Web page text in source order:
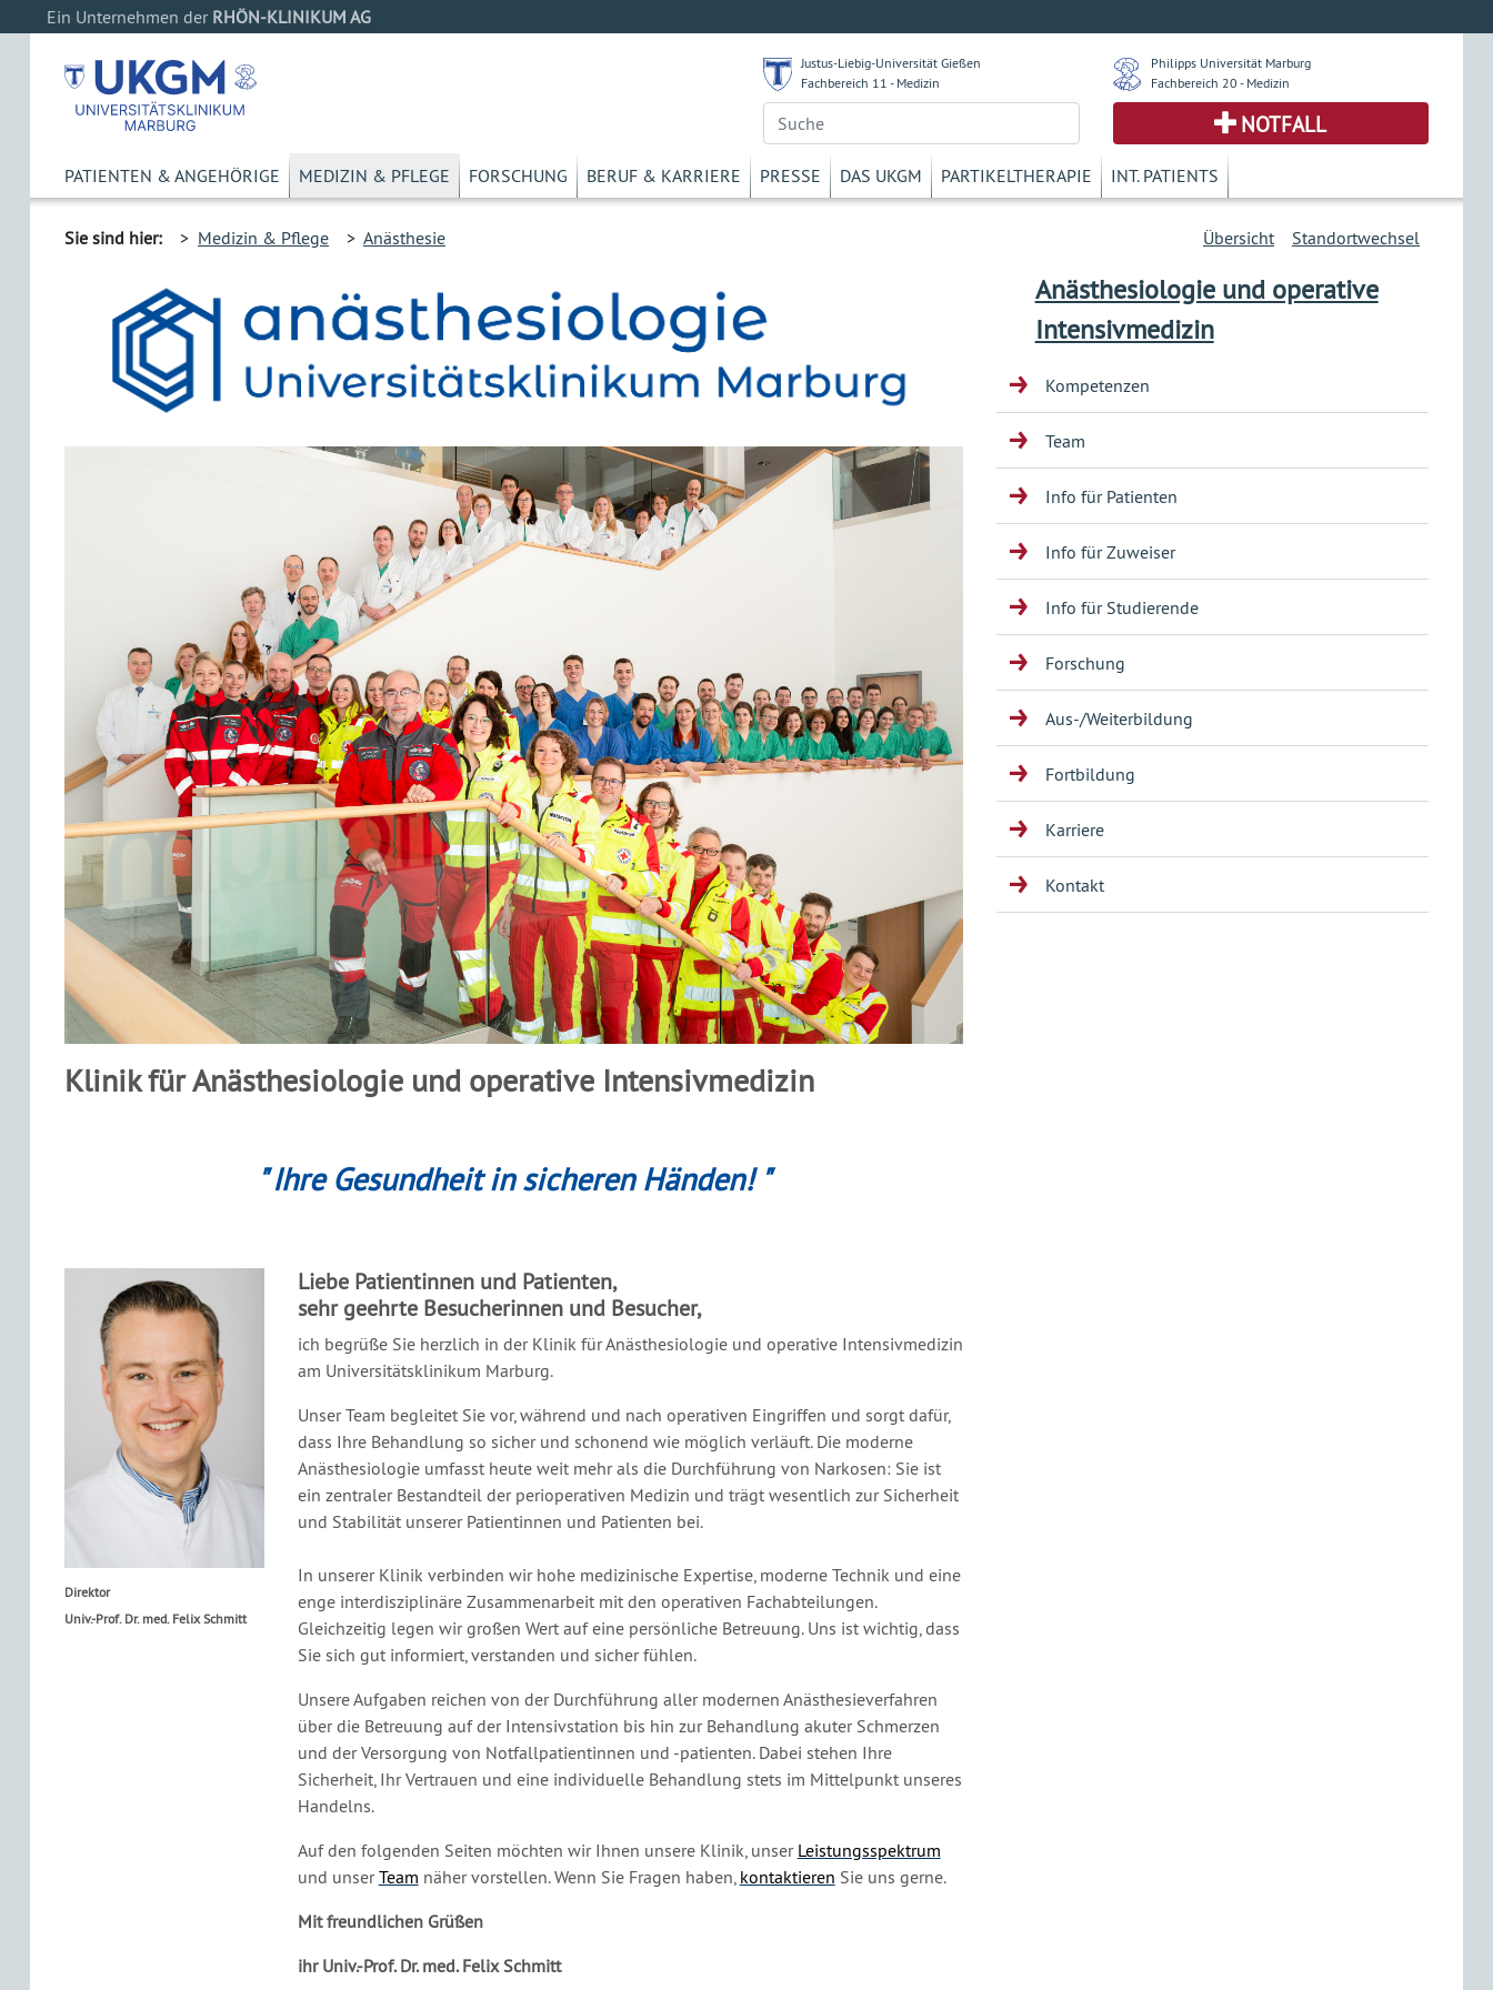
Ein Unternehmen der RHÖN-KLINIKUM AG
Justus-Liebig-Universität Gießen
Fachbereich 11 - Medizin
Philipps Universität Marburg
Fachbereich 20 - Medizin
NOTFALL
PATIENTEN & ANGEHÖRIGE MEDIZIN & PFLEGE FORSCHUNG BERUF & KARRIERE PRESSE DAS UKGM PARTIKELTHERAPIE INT. PATIENTS
Sie sind hier: > Medizin & Pflege > Anästhesie Standortwechsel
Übersicht
Klinik für Anästhesiologie und operative Intensivmedizin
" Ihre Gesundheit in sicheren Händen! "
Direktor
Univ.-Prof. Dr. med. Felix Schmitt
Liebe Patientinnen und Patienten,
sehr geehrte Besucherinnen und Besucher,
ich begrüße Sie herzlich in der Klinik für Anästhesiologie und operative Intensivmedizin
am Universitätsklinikum Marburg.
Unser Team begleitet Sie vor, während und nach operativen Eingriffen und sorgt dafür,
dass Ihre Behandlung so sicher und schonend wie möglich verläuft. Die moderne
Anästhesiologie umfasst heute weit mehr als die Durchführung von Narkosen: Sie ist
ein zentraler Bestandteil der perioperativen Medizin und trägt wesentlich zur Sicherheit
und Stabilität unserer Patientinnen und Patienten bei.
In unserer Klinik verbinden wir hohe medizinische Expertise, moderne Technik und eine
enge interdisziplinäre Zusammenarbeit mit den operativen Fachabteilungen.
Gleichzeitig legen wir großen Wert auf eine persönliche Betreuung. Uns ist wichtig, dass
Sie sich gut informiert, verstanden und sicher fühlen.
Unsere Aufgaben reichen von der Durchführung aller modernen Anästhesieverfahren
über die Betreuung auf der Intensivstation bis hin zur Behandlung akuter Schmerzen
und der Versorgung von Notfallpatientinnen und -patienten. Dabei stehen Ihre
Sicherheit, Ihr Vertrauen und eine individuelle Behandlung stets im Mittelpunkt unseres
Handelns.
Auf den folgenden Seiten möchten wir Ihnen unsere Klinik, unser Leistungsspektrum
und unserTeam näher vorstellen. Wenn Sie Fragen haben, kontaktieren Sie uns gerne.
Mit freundlichen Grüßen
ihr Univ.-Prof. Dr. med. Felix Schmitt
Anästhesiologie und operative
Intensivmedizin
Kompetenzen
Team
Info für Patienten
Info für Zuweiser
Info für Studierende
Forschung
Aus-/Weiterbildung
Fortbildung
Karriere
Kontakt